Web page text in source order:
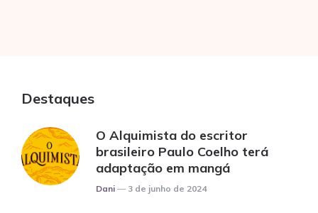
Destaques
O Alquimista do escritor
brasileiro Paulo Coelho terá
adaptação em mangá
Posted
Dani 3 de junho de 2024